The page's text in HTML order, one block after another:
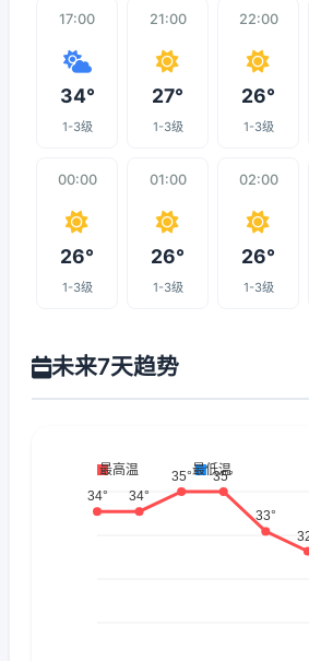
17:00
34°
1-3级
21:00
27°
1-3级
22:00
26°
1-3级
00:00
26°
1-3级
01:00
26°
1-3级
02:00
26°
1-3级
未来7天趋势